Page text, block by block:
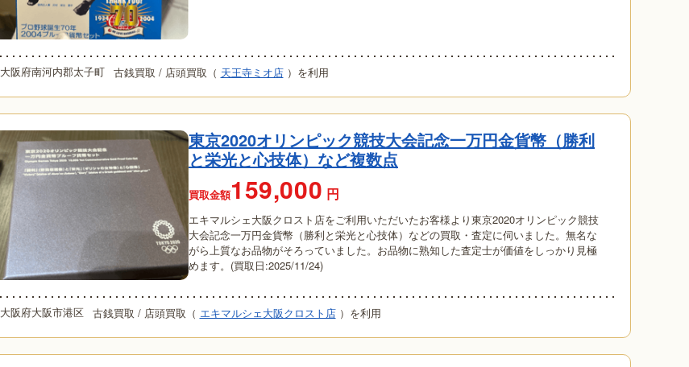
大阪府南河内郡太子町 古銭買取 / 店頭買取（ 天王寺ミオ店 ）を利用
東京2020オリンピック競技大会記念一万円金貨幣（勝利
と栄光と心技体）など複数点
買取金額159,000 円
エキマルシェ大阪クロスト店をご利用いただいたお客様より東京2020オリンピック競技
大会記念一万円金貨幣（勝利と栄光と心技体）などの買取・査定に伺いました。無名な
がら上質なお品物がそろっていました。お品物に熟知した査定士が価値をしっかり見極
めます。(買取日:2025/11/24)
大阪府大阪市港区 古銭買取 / 店頭買取（ エキマルシェ大阪クロスト店 ）を利用